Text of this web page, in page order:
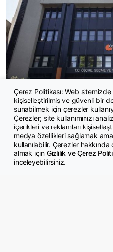
ÖSYM'den kalp masajıyla hayat
Çerez Politikası: Web
kişiselleştirilmiş ve güvenli bir
sunabilmek için çerezler
Çerezler; site kullanımınızı
içerikleri ve reklamları
medya özellikleri sağlamak
kullanılabilir. Çerezler hakkında
almak için Gizlilik ve Çerez
inceleyebilirsiniz.